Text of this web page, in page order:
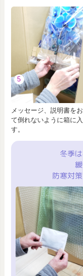
5
メッセージ、説明書を
て倒れないように箱に
す。
冬季
防寒対